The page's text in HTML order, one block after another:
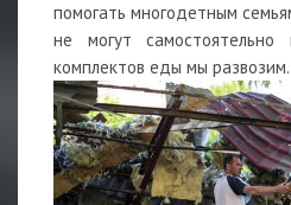
помогать многодетным
не могут самостоятельно
комплектов еды мы